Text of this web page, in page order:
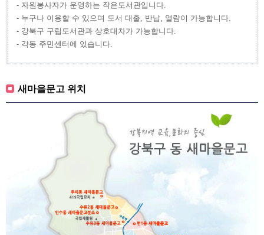
- 자원봉사자가 운영하는 작은도서관입니다.
- 누구나 이용할 수 있으며 도서 대출, 반납, 열람이 가능합니다.
- 강북구 구립도서관과 상호대차가 가능합니다.
- 각동 주민센터에 있습니다.
새마을문고 위치